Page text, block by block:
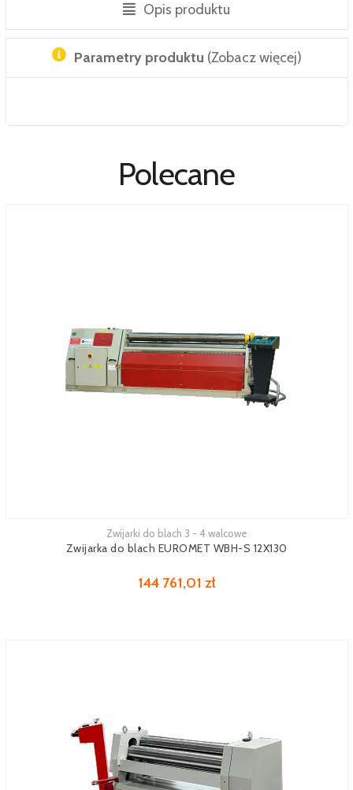
Opis produktu
Parametry produktu (Zobacz więcej)
Polecane
Zwijarki do blach 3 - 4 walcowe
Zwijarka do blach EUROMET WBH-S 12X130
144 761,01 zł